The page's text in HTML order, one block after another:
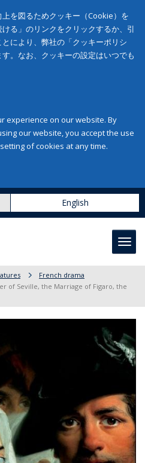
を図るためクッキー（Cookie）を
る」のリンクをクリックするか、引
により、弊社の「クッキーポリシ
。なお、クッキーの設定はいつでも
experience on our website. By
our website, you accept the use
of cookies at any time.
English
French drama
of Seville, the Marriage of Figaro, the